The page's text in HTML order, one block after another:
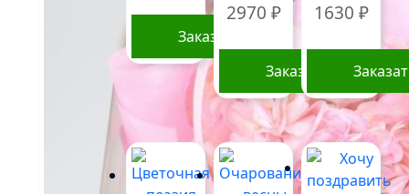
Заказать
2970 ₽
Заказать
1630 ₽